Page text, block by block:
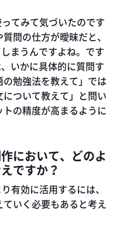
てみて気づいたのです
問の仕方が曖昧だと、
まうんですよね。です
いかに具体的に質問す
勉強法を教えて」では
ついて教えて」と問い
の精度が高まるように
において、どのよ
ですか？
有効に活用するには、
いく必要もあると考え